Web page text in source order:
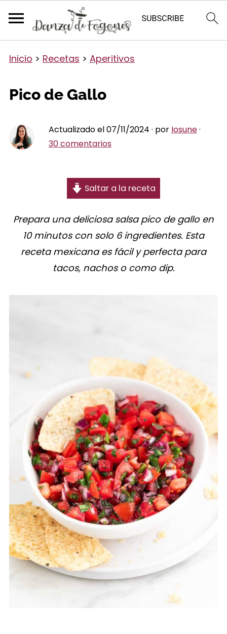
Inicio > Recetas > Aperitivos
Pico de Gallo
Actualizado el 07/11/2024 · por Iosune·
30 comentarios
Saltar a la receta
Prepara una deliciosa salsa pico de gallo en
10 minutos con solo 6 ingredientes. Esta
receta mexicana es fácil y perfecta para
tacos, nachos o como dip.